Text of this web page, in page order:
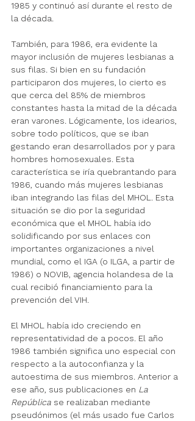
1985 y continuó así durante el resto de
la década.
También, para 1986, era evidente la
mayor inclusión de mujeres lesbianas a
sus filas. Si bien en su fundación
participaron dos mujeres, lo cierto es
que cerca del 85% de miembros
constantes hasta la mitad de la década
eran varones. Lógicamente, los idearios,
sobre todo políticos, que se iban
gestando eran desarrollados por y para
hombres homosexuales. Esta
característica se iría quebrantando para
1986, cuando más mujeres lesbianas
iban integrando las filas del MHOL. Esta
situación se dio por la seguridad
económica que el MHOL había ido
solidificando por sus enlaces con
importantes organizaciones a nivel
mundial, como el IGA (o ILGA, a partir de
1986) o NOVIB, agencia holandesa de la
cual recibió financiamiento para la
prevención del VIH.
El MHOL había ido creciendo en
representatividad de a pocos. El año
1986 también significa uno especial con
respecto a la autoconfianza y la
autoestima de sus miembros. Anterior a
ese año, sus publicaciones en La
República se realizaban mediante
pseudónimos (el más usado fue Carlos